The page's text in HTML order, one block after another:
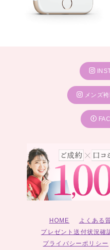
メンズ
HOME よくある
プレゼント送付状況確
プライバシーポリシー